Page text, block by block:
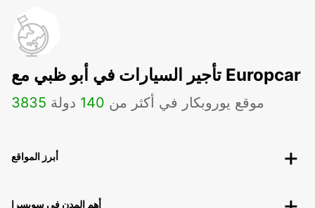
تأجير السيارات في أبو ظبي مع Europcar
3835 موقع يوروبكار في أكثر من 140 دولة
أبرز المواقع
أهم المدن في سويسرا